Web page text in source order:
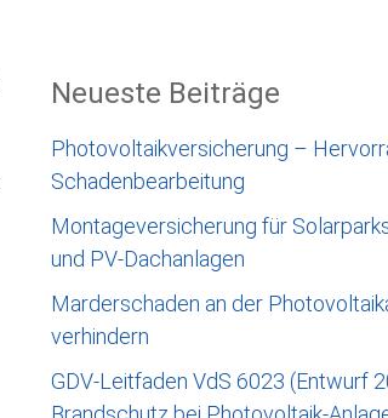
Neueste Beiträge
Photovoltaikversicherung –
Schadenbearbeitung
Montageversicherung für
und PV-Dachanlagen
Marderschaden an der
verhindern
GDV-Leitfaden VdS 6023 (Entwurf